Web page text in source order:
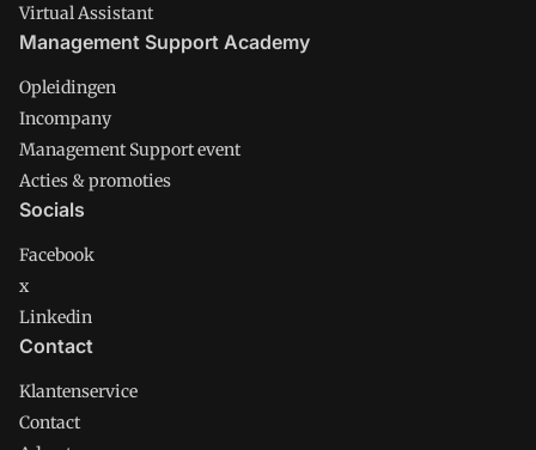
Virtual Assistant
Management Support Academy
Opleidingen
Incompany
Management Support event
Acties & promoties
Socials
Facebook
x
Linkedin
Contact
Klantenservice
Contact